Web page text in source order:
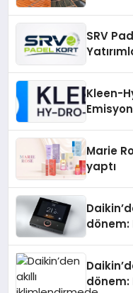
SRV
Kleen-
Marie
yaptı
dönem:
dönem: